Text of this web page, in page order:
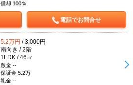
償却 100％
電話でお問合せ
5.2万円 / 3,000円
南向き / 2階
1LDK / 46㎡
敷金 --
保証金 5.2万
礼金 --